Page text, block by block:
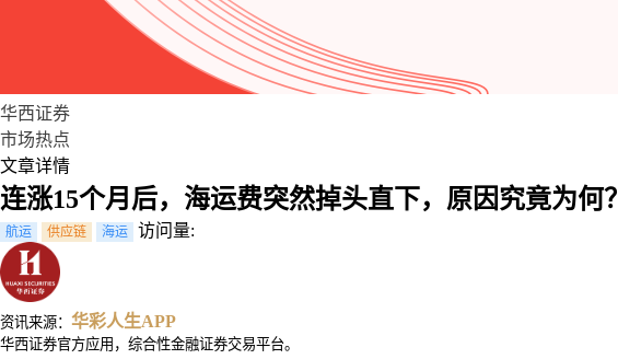
华西证券
市场热点
文章详情
连涨15个月后，海运费突然掉头直下，原因究竟为何？
航运 供应链 海运 访问量:
资讯来源： 华彩人生APP
华西证券官方应用，综合性金融证券交易平台。